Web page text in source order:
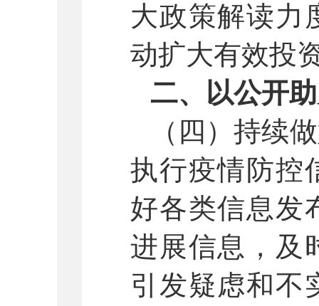
大政策解读力
动扩大有效投
二、以公开
（四）持续
执行疫情防控
好各类信息发
进展信息，及
引发疑虑和不